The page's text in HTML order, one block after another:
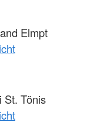
Elmpt
St. Tönis